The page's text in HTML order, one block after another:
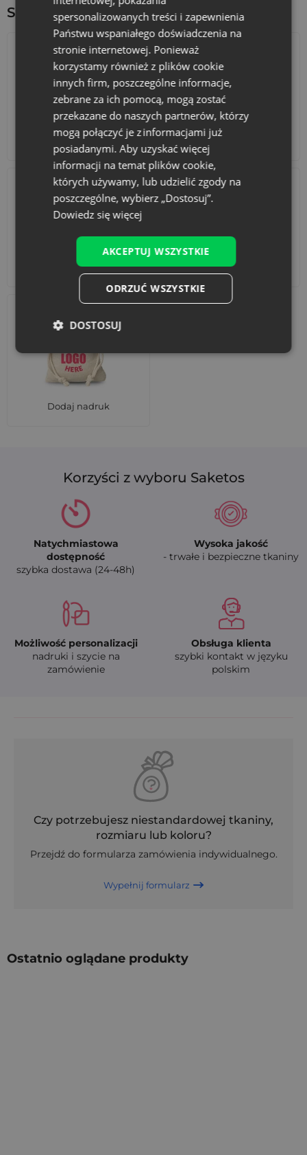
różnicę już od pierwszego dotknięcia.
Sprawdź inne ciekawe produkty:
Kalendarze adwentowe Torby bawełniane
Akcesoria i dekoracje Zestawy
Dodaj nadruk
Korzyści z wyboru Saketos
Natychmiastowa
dostępność
szybka dostawa (24-48h)
Wysoka jakość
- trwałe i bezpieczne tkaniny
Możliwość personalizacji
nadruki i szycie na
zamówienie
Obsługa klienta
szybki kontakt w języku
polskim
Czy potrzebujesz niestandardowej tkaniny,
rozmiaru lub koloru?
Przejdź do formularza zamówienia indywidualnego.
Wypełnij formularz
Ostatnio oglądane produkty
spersonalizowanych treści i zapewnienia
Państwu wspaniałego doświadczenia na
stronie internetowej. Ponieważ
korzystamy również z plików cookie
innych firm, poszczególne informacje,
zebrane za ich pomocą, mogą zostać
przekazane do naszych partnerów, którzy
mogą połączyć je z informacjami już
posiadanymi. Aby uzyskać więcej
informacji na temat plików cookie,
których używamy, lub udzielić zgody na
poszczególne, wybierz „Dostosuj”.
Dowiedz się więcej
AKCEPTUJ WSZYSTKIE
ODRZUĆ WSZYSTKIE
DOSTOSUJ